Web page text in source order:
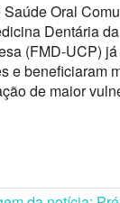
Oral
Dentária
(FMD-UCP)
e beneficiaram
de maior